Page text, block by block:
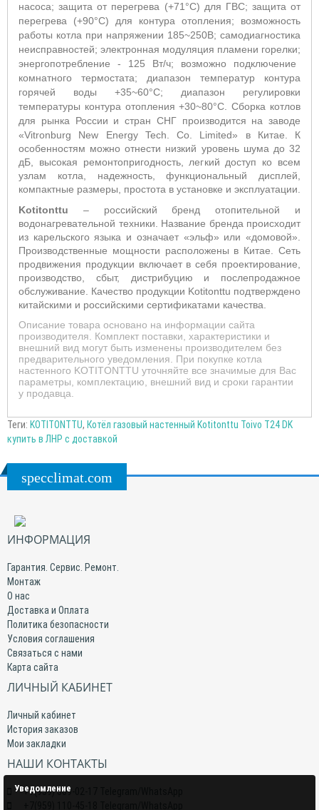
насоса; защита от перегрева (+71°С) для ГВС; защита от
перегрева (+90°С) для контура отопления; возможность
работы котла при напряжении 185~250В; самодиагностика
неисправностей; электронная модуляция пламени горелки;
энергопотребление - 125 Вт/ч; возможно подключение
комнатного термостата; диапазон температур контура
горячей воды +35~60°С; диапазон регулировки
температуры контура отопления +30~80°С. Сборка котлов
для рынка России и стран СНГ производится на заводе
«Vitronburg New Energy Tech. Co. Limited» в Китае. К
особенностям можно отнести низкий уровень шума до 32
дБ, высокая ремонтопригодность, легкий доступ ко всем
узлам котла, надежность, функциональный дисплей,
компактные размеры, простота в установке и эксплуатации.
Kotitonttu – российский бренд отопительной и
водонагревательной техники. Название бренда происходит
из карельского языка и означает «эльф» или «домовой».
Производственные мощности расположены в Китае. Сеть
продвижения продукции включает в себя проектирование,
производство, сбыт, дистрибуцию и послепродажное
обслуживание. Качество продукции Kotitonttu подтверждено
китайскими и российскими сертификатами качества.
Описание товара основано на информации сайта
производителя. Комплект поставки, характеристики и
внешний вид могут быть изменены производителем без
предварительного уведомления. При покупке котла
настенного KOTITONTTU уточняйте все значимые для Вас
параметры, комплектацию, внешний вид и сроки гарантии
у продавца.
Теги: KOTITONTTU, Котёл газовый настенный Kotitonttu Toivo T24 DK
купить в ЛНР с доставкой
specclimat.com
ИНФОРМАЦИЯ
Гарантия. Сервис. Ремонт.
Монтаж
О нас
Доставка и Оплата
Политика безопасности
Условия соглашения
Связаться с нами
Карта сайта
ЛИЧНЫЙ КАБИНЕТ
Личный кабинет
История заказов
Мои закладки
НАШИ КОНТАКТЫ
+7(959) 509-02-17 Telegram/WhatsApp
Уведомление